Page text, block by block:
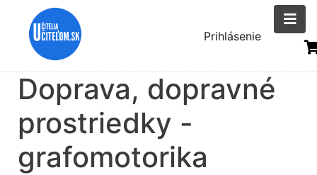
Menu
účtu
Prihlásenie
Doprava, dopravné
prostriedky -
grafomotorika